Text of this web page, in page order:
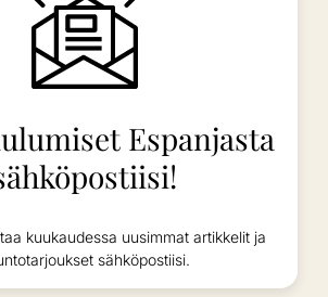
Espanjasta
kuukaudessa uusimmat artikkelit ja
sähköpostiisi.